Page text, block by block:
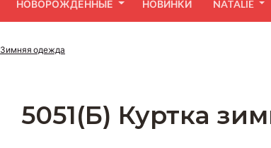
НОВОРОЖДЕННЫЕ НОВИНКИ NATALIE
Зимняя одежда
5051(Б) Куртка